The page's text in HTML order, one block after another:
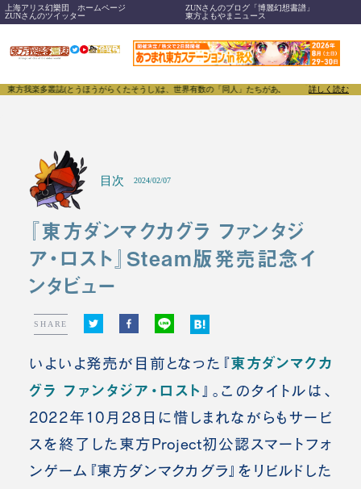
上海アリス幻樂団 ホームページ
ZUNさんのブログ「博麗幻想書譜」
ZUNさんのツイッター
東方よもやまニュース
楽多叢誌(とうほうがらくたそうし)は、世界有数の「同人」たちがあふれる東方Projectについて
詳しく読む
目次 2024/02/07
『東方ダンマクカグラ ファンタジ
ア・ロスト』Steam版発売記念イ
ンタビュー
SHARE
いよいよ発売が目前となった『東方ダンマクカ
グラ ファンタジア・ロスト 』。このタイトルは、
2022年10月28日に惜しまれながらもサービ
スを終了した東方Project初公認スマートフォ
ンゲーム『東方ダンマクカグラ』をリビルドした